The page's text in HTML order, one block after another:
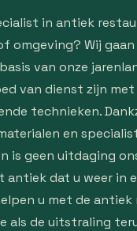
in antiek
omgeving? Wij gaan
van onze
van dienst zijn
technieken.
en
is geen uitdaging
antiek dat u weer in
u met de
als de uitstraling